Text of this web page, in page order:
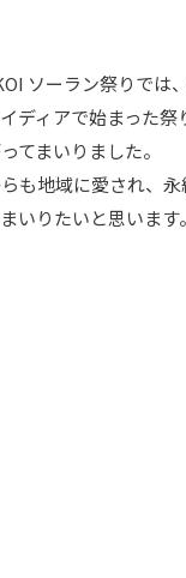
ソーラン祭りでは
ディアで始まった
てまいりました。
も地域に愛され、
いりたいと思います。